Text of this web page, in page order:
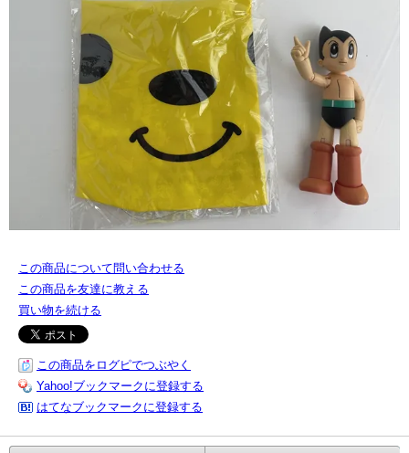
この商品について問い合わせる
この商品を友達に教える
買い物を続ける
この商品をログピでつぶやく
Yahoo!ブックマークに登録する
はてなブックマークに登録する